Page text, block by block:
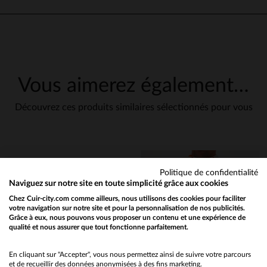
Vous aimerez également…
Découvrez ces produits similaires sélectionnés pour vous
Would you like to be redirected to our English site?
No
Politique de confidentialité
Naviguez sur notre site en toute simplicité grâce aux cookies
Chez Cuir-city.com comme ailleurs, nous utilisons des cookies pour faciliter
votre navigation sur notre site et pour la personnalisation de nos publicités.
Grâce à eux, nous pouvons vous proposer un contenu et une expérience de
qualité et nous assurer que tout fonctionne parfaitement.
En cliquant sur "Accepter", vous nous permettez ainsi de suivre votre parcours
et de recueillir des données anonymisées à des fins marketing.